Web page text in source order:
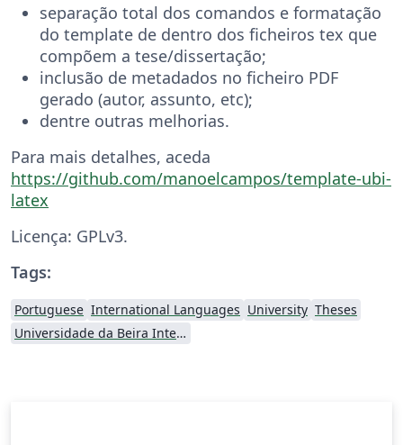
separação total dos comandos e formatação
do template de dentro dos ficheiros tex que
compõem a tese/dissertação;
inclusão de metadados no ficheiro PDF
gerado (autor, assunto, etc);
dentre outras melhorias.
Para mais detalhes, aceda
https://github.com/manoelcampos/template-ubi-
latex
Licença: GPLv3.
Tags:
Portuguese International Languages University Theses
Universidade da Beira Interior (UBI)